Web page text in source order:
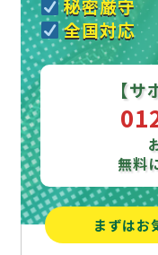
秘密厳守
全国対応
【
無料
まずはお